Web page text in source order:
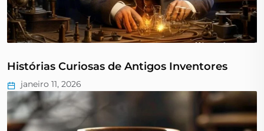
Histórias Curiosas de Antigos Inventores
janeiro 11, 2026